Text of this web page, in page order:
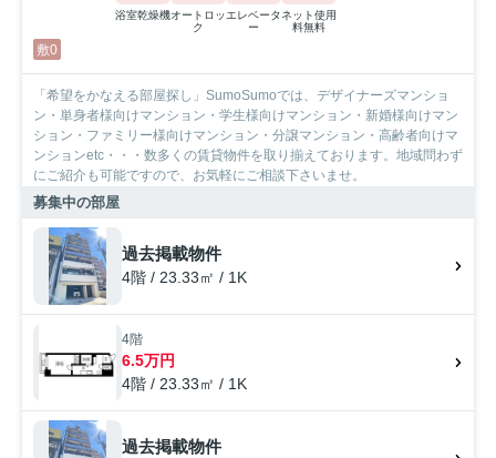
浴室乾燥機オートロッ
ク
エレベータ
ー
ネット使用
料無料
敷0
「希望をかなえる部屋探し」SumoSumoでは、デザイナーズマンショ
ン・単身者様向けマンション・学生様向けマンション・新婚様向けマン
ション・ファミリー様向けマンション・分譲マンション・高齢者向けマ
ンションetc・・・数多くの賃貸物件を取り揃えております。地域問わず
にご紹介も可能ですので、お気軽にご相談下さいませ。
募集中の部屋
過去掲載物件
4階 / 23.33㎡ / 1K
4階
6.5万円
4階 / 23.33㎡ / 1K
過去掲載物件